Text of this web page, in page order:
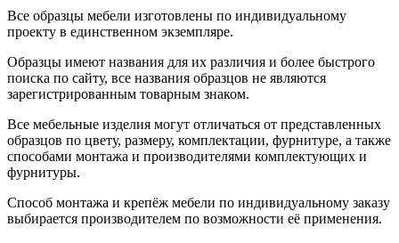
Все образцы мебели изготовлены по индивидуальному
проекту в единственном экземпляре.
Образцы имеют названия для их различия и более быстрого
поиска по сайту, все названия образцов не являются
зарегистрированным товарным знаком.
Все мебельные изделия могут отличаться от представленных
образцов по цвету, размеру, комплектации, фурнитуре, а также
способами монтажа и производителями комплектующих и
фурнитуры.
Способ монтажа и крепёж мебели по индивидуальному заказу
выбирается производителем по возможности её применения.